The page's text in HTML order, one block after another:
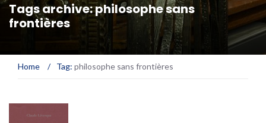
Tags archive: philosophe sans
frontières
Home / Tag: philosophe sans frontières